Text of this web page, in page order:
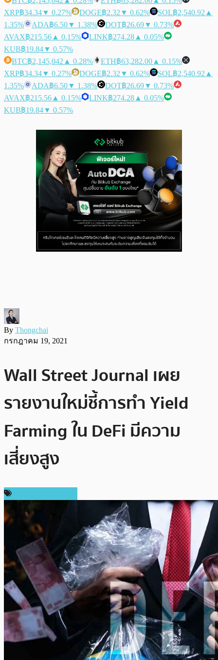
XRP฿34.34▼ 0.27% DOGE฿2.32 ▼ 0.62% SOL฿2,540.92 ▲
1.35%
ADA฿6.50▼ 1.38% DOT฿26.69▼ 0.73%
AVAX฿215.56 ▲ 0.15% LINK฿274.28 ▲ 0.05%
KUB฿19.84▼ 0.57%
BTC฿2,145,042 ▲ 0.28% ETH฿63,282.00 ▲ 0.15%
XRP฿34.34▼ 0.27% DOGE฿2.32 ▼ 0.62% SOL฿2,540.92 ▲
1.35%
ADA฿6.50▼ 1.38% DOT฿26.69▼ 0.73%
AVAX฿215.56 ▲ 0.15% LINK฿274.28 ▲ 0.05%
KUB฿19.84▼ 0.57%
By Thongchai
กรกฎาคม 19, 2021
Wall Street Journal เผย
รายงานใหม่ชี้การทำ Yield
Farming ใน DeFi มีความ
เสี่ยงสูง